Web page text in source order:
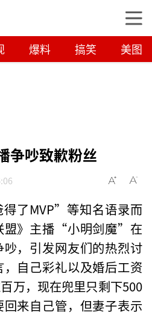
爆料 搞笑 美图
争吵致歉粉丝
了MVP”等知名语录而
盟》主播“小明剑魔”在
，引发网友们的热烈讨
自己彩礼以及婚后工资
万，现在兜里只剩下500
来自己管，但妻子表示